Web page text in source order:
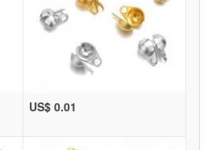
US$ 0.01